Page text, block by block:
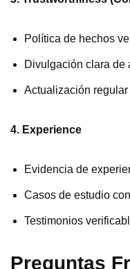
Política de hechos
Divulgación clara de
Actualización
4. Experience
Evidencia de
Casos de estudio
Testimonios
Preguntas